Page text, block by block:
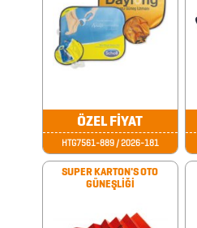
BARDAK
BARDAK
ALTLIKLARI
ÖZEL FİYAT
HTG7561-889 / 2026-181
SUPER KARTON'S OTO
GÜNEŞLİĞİ